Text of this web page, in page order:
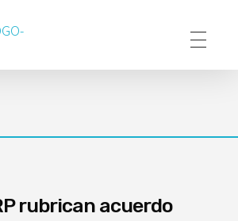
rubrican acuerdo